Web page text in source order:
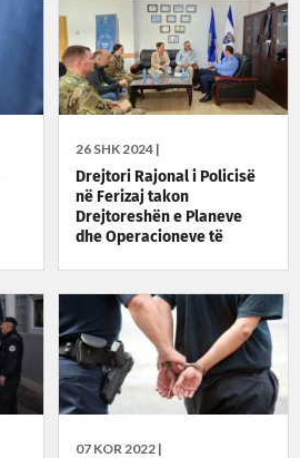
26 SHK 2024 |
Drejtori Rajonal i Policisë
në Ferizaj takon
Drejtoreshën e Planeve
dhe Operacioneve të
07 KOR 2022 |